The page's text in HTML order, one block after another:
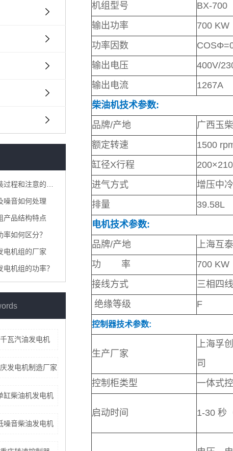
注意的问题分享
噪音如何处理
产品结构特点
如何区分？
电机组的厂家
机组的功率？
千瓦汽油发电机
发电机制造厂家
缸柴油机发电机
噪音柴油发电机
机组型号
BX-700
输出功率
700 KW
功率因数
输出电压
400V/
输出电流
1267A
柴油机技术参数:
品牌/产地
广西玉柴
额定转速
1500
缸径X行程
200×210
进气方式
增压中冷
排量
39.58L
电机技术参数:
品牌/产地
上海互泰
功 率
700 KW
接线方式
三相四
绝缘等级
F
控制器技术参数:
生产厂家
上海孚
司
控制柜类型 一体式
启动时间 1-30 秒